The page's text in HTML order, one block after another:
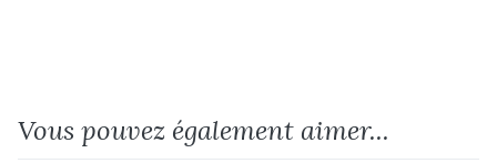
Vous pouvez également aimer...